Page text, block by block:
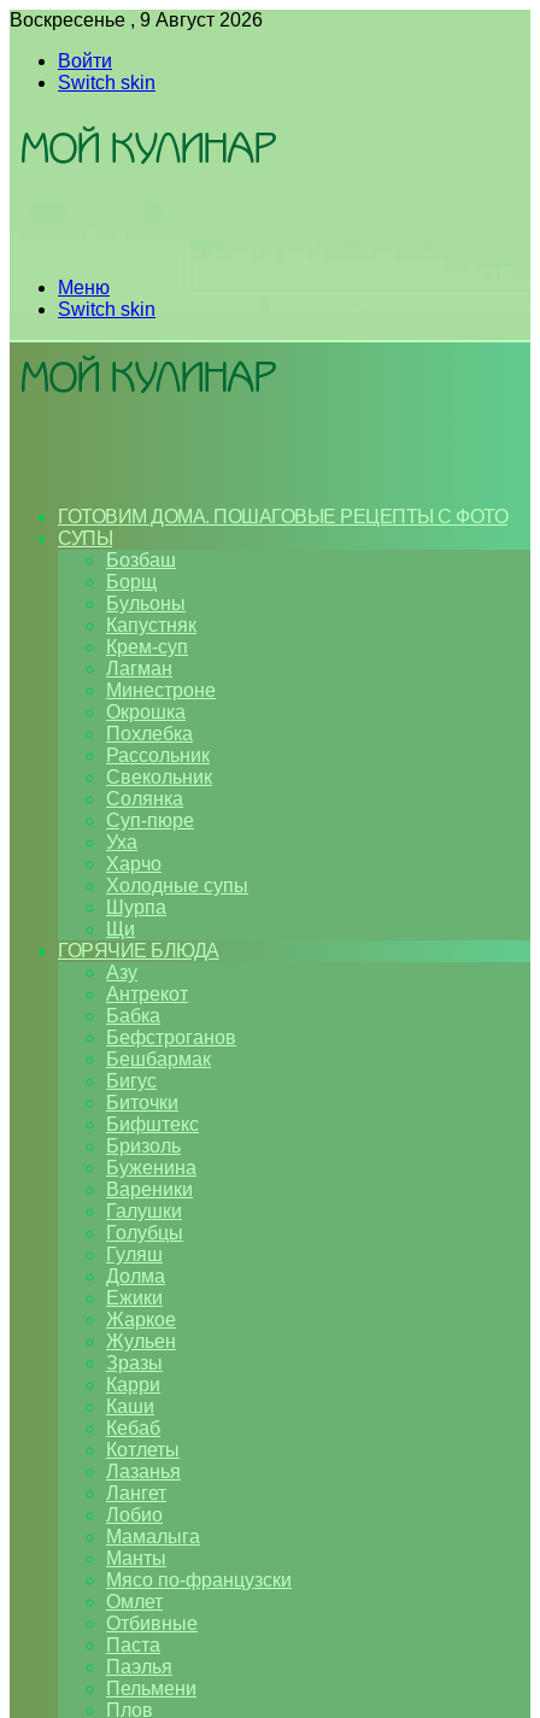
Воскресенье , 9 Август 2026
Войти
Switch skin
Меню
Switch skin
ГОТОВИМ ДОМА. ПОШАГОВЫЕ РЕЦЕПТЫ С ФОТО
СУПЫ
Бозбаш
Борщ
Бульоны
Капустняк
Крем-суп
Лагман
Минестроне
Окрошка
Похлебка
Рассольник
Свекольник
Солянка
Суп-пюре
Уха
Харчо
Холодные супы
Шурпа
Щи
ГОРЯЧИЕ БЛЮДА
Азу
Антрекот
Бабка
Бефстроганов
Бешбармак
Бигус
Биточки
Бифштекс
Бризоль
Буженина
Вареники
Галушки
Голубцы
Гуляш
Долма
Ежики
Жаркое
Жульен
Зразы
Карри
Каши
Кебаб
Котлеты
Лазанья
Лангет
Лобио
Мамалыга
Манты
Мясо по-французски
Омлет
Отбивные
Паста
Паэлья
Пельмени
Плов